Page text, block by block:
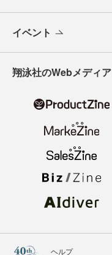
イベント
翔泳社のWebメディア
ヘルプ